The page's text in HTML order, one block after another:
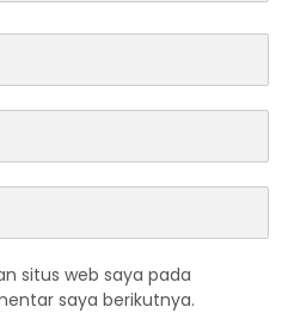
situs web saya pada
saya berikutnya.